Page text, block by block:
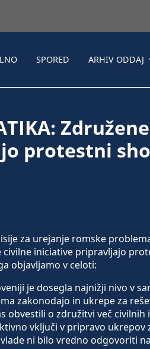
SPORED ARHIV ODDAJ
protestni
za urejanje romske
iniciative pripravljajo
objavljamo v celoti:
je dosegla najnižji nivo v
zakonodajo in ukrepe za
obvestili o združitvi več
vključi v pripravo ukrepov
ni bilo vredno odgovoriti